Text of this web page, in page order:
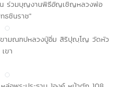
น ร่วมบุญงานพิธีอัญเชิญหลวงพ่อ
ธชินราช"
ามณฑปหลวงปู่อิ่ม สิริปุญฺโญ วัดหัว
เขา